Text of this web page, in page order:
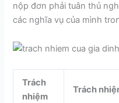
nộp đơn phải tuân thủ
các nghĩa vụ của mình
Trách
nhiệm
Trách